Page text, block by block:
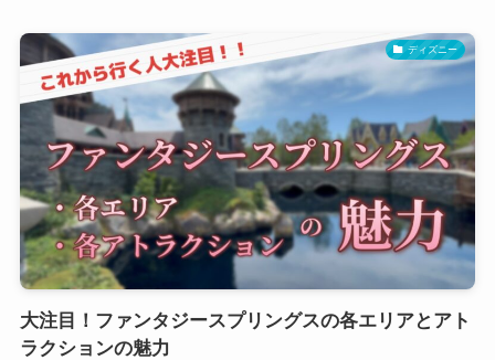
ディズニー
大注目！ファンタジースプリングスの各エリアとアト
ラクションの魅力